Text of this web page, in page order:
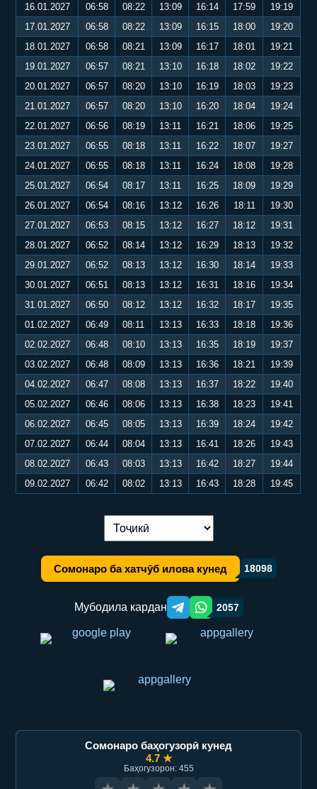
16.01.2027
06:58 08:22 13:09 16:14 17:59
19:19
17.01.2027
06:58 08:22 13:09 16:15 18:00
19:20
18.01.2027
06:58 08:21 13:09 16:17 18:01
19:21
19.01.2027
06:57 08:21 13:10 16:18 18:02
19:22
20.01.2027
06:57 08:20 13:10 16:19 18:03
19:23
21.01.2027
06:57 08:20 13:10 16:20 18:04
19:24
22.01.2027
06:56 08:19 13:11 16:21 18:06
19:25
23.01.2027
06:55 08:18 13:11 16:22 18:07
19:27
24.01.2027
06:55 08:18 13:11 16:24 18:08
19:28
25.01.2027
06:54 08:17 13:11 16:25 18:09
19:29
26.01.2027
06:54 08:16 13:12 16:26 18:11
19:30
27.01.2027
06:53 08:15 13:12 16:27 18:12
19:31
28.01.2027
06:52 08:14 13:12 16:29 18:13
19:32
29.01.2027
06:52 08:13 13:12 16:30 18:14
19:33
30.01.2027
06:51 08:13 13:12 16:31 18:16
19:34
31.01.2027
06:50 08:12 13:12 16:32 18:17
19:35
01.02.2027
06:49 08:11 13:13 16:33 18:18
19:36
02.02.2027
06:48 08:10 13:13 16:35 18:19
19:37
03.02.2027
06:48 08:09 13:13 16:36 18:21
19:39
04.02.2027
06:47 08:08 13:13 16:37 18:22
19:40
05.02.2027
06:46 08:06 13:13 16:38 18:23
19:41
06.02.2027
06:45 08:05 13:13 16:39 18:24
19:42
07.02.2027
06:44 08:04 13:13 16:41 18:26
19:43
08.02.2027
06:43 08:03 13:13 16:42 18:27
19:44
09.02.2027
06:42 08:02 13:13 16:43 18:28 19:45
Иваз кардани забон:
Сомонаро ба хатчӯб илова кунед 18098
Мубодила кардан Telegram orqali ulashish
WhatsApp orqali ulashish
2057
Сомонаро баҳогузорӣ кунед
4.7 ★
Баҳогузорон: 455